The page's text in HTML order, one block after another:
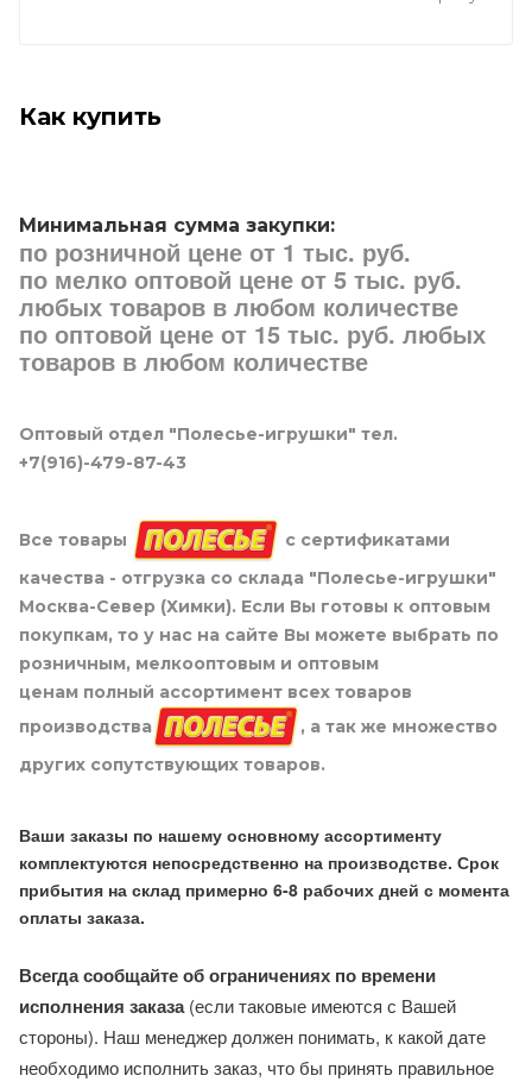
Как купить
Минимальная сумма закупки:
по розничной цене от 1 тыс. руб.
по мелко оптовой цене от 5 тыс. руб.
любых товаров в любом количестве
по оптовой цене от 15 тыс. руб. любых
товаров в любом количестве
Оптовый отдел "Полесье-игрушки" тел.
+7(916)-479-87-43
Все товары
с сертификатами
качества - отгрузка со склада "Полесье-игрушки"
Москва-Север (Химки). Если Вы готовы к оптовым
покупкам, то у нас на сайте Вы можете выбрать по
розничным, мелкооптовым и оптовым
ценам полный ассортимент всех товаров
производства
, а так же множество
других сопутствующих товаров.
Ваши заказы по нашему основному ассортименту
комплектуются непосредственно на производстве. Срок
прибытия на склад примерно 6-8 рабочих дней с момента
оплаты заказа.
Всегда сообщайте об ограничениях по времени
исполнения заказа(если таковые имеются с Вашей
стороны). Наш менеджер должен понимать, к какой дате
необходимо исполнить заказ, что бы принять правильное